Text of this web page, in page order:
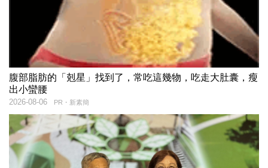
腹部脂肪的「剋星」找到了，常吃這幾物，吃走大肚囊，瘦
出小蠻腰
PR・新素簡
2026-08-06